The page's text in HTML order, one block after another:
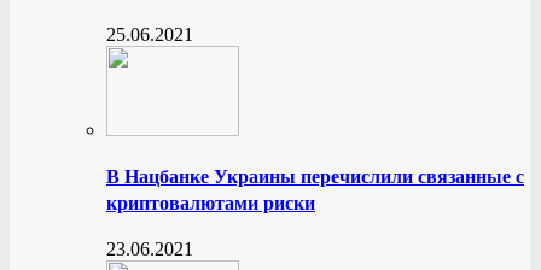
25.06.2021
В Нацбанке Украины перечислили связанные с
криптовалютами риски
23.06.2021